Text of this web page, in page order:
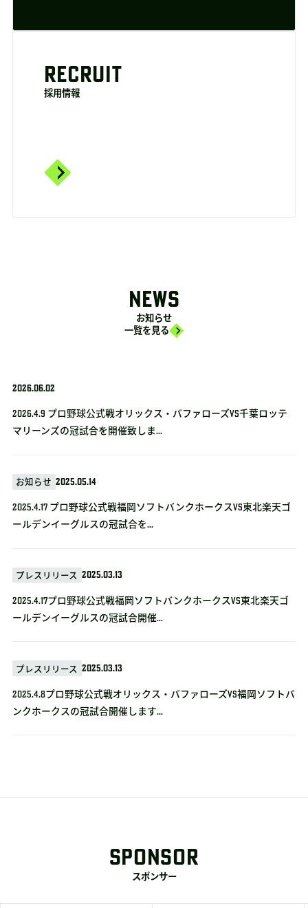
RECRUIT
採用情報
NEWS
お知らせ
一覧を見る
2026.06.02
2026.4.9 プロ野球公式戦オリックス・バファローズvs千葉ロッテ
マリーンズの冠試合を開催致しま...
お知らせ 2025.05.14
2025.4.17 プロ野球公式戦福岡ソフトバンクホークスVS東北楽天ゴ
ールデンイーグルスの冠試合を...
プレスリリース 2025.03.13
2025.4.17プロ野球公式戦福岡ソフトバンクホークスVS東北楽天ゴ
ールデンイーグルスの冠試合開催...
プレスリリース 2025.03.13
2025.4.8プロ野球公式戦オリックス・バファローズvs福岡ソフトバ
ンクホークスの冠試合開催します...
SPONSOR
スポンサー